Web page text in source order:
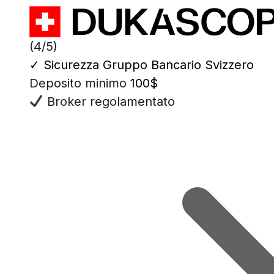
(4/5)
✓ Sicurezza Gruppo Bancario Svizzero
Deposito minimo 100$
Broker regolamentato